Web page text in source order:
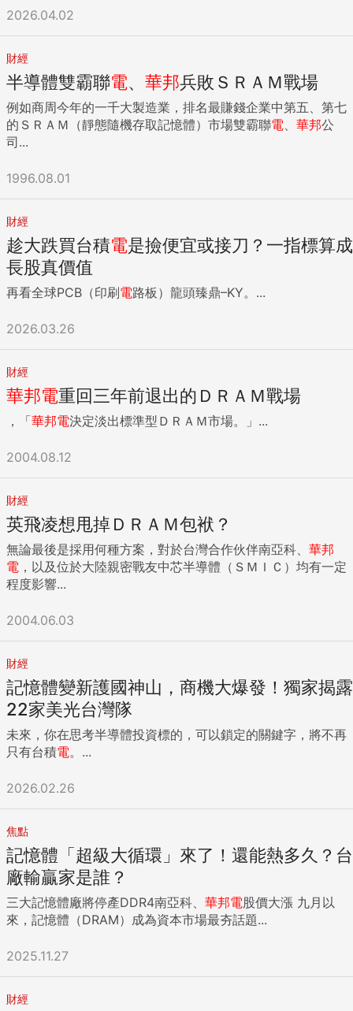
2026.04.02
財經
半導體雙霸聯電、 華邦兵敗ＳＲＡＭ戰場
例如商周今年的一千大製造業，排名最賺錢企業中第五、第七
的ＳＲＡＭ（靜態隨機存取記憶體）市場雙霸聯電 華邦公
司...
1996.08.01
財經
趁大跌買台積電是撿便宜或接刀？一指標算成
長股真價值
再看全球PCB（印刷電路板）龍頭臻鼎–KY。...
2026.03.26
財經
華邦電重回三年前退出的ＤＲＡＭ戰場
，「華邦電決定淡出標準型ＤＲＡＭ市場。」...
2004.08.12
財經
英飛凌想甩掉ＤＲＡＭ包袱？
無論最後是採用何種方案，對於台灣合作伙伴南亞科、 華邦
電 ，以及位於大陸親密戰友中芯半導體（ＳＭＩＣ）均有一定
程度影響...
2004.06.03
財經
記憶體變新護國神山，商機大爆發！獨家揭露
22家美光台灣隊
未來，你在思考半導體投資標的，可以鎖定的關鍵字，將不再
只有台積電。...
2026.02.26
焦點
記憶體「超級大循環」來了！還能熱多久？台
廠輸贏家是誰？
三大記憶體廠將停產DDR4南亞科、 華邦電股價大漲 九月以
來，記憶體（DRAM）成為資本市場最夯話題...
2025.11.27
財經